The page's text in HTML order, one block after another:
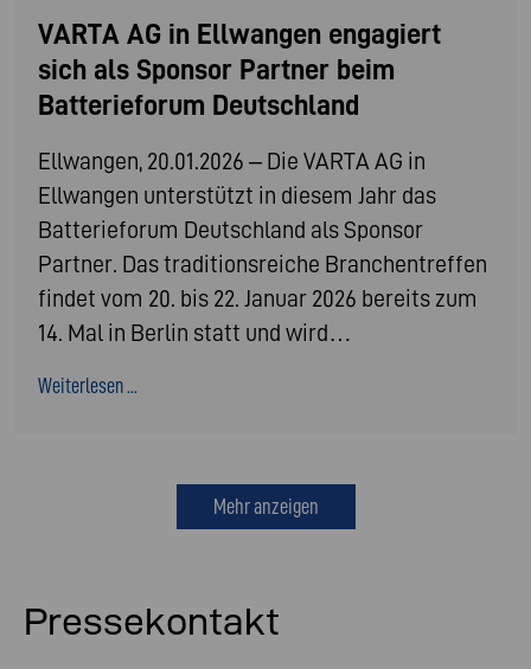
VARTA AG in Ellwangen engagiert
sich als Sponsor Partner beim
Batterieforum Deutschland
Ellwangen, 20.01.2026 – Die VARTA AG in
Ellwangen unterstützt in diesem Jahr das
Batterieforum Deutschland als Sponsor
Partner. Das traditionsreiche Branchentreffen
findet vom 20. bis 22. Januar 2026 bereits zum
14. Mal in Berlin statt und wird…
Weiterlesen ...
Mehr anzeigen
Pressekontakt